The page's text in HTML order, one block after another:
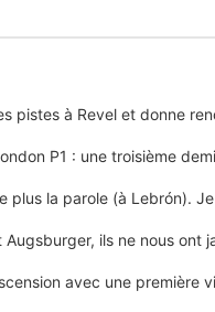
pistes à Revel et donne
P1 : une troisième
plus la parole (à Lebrón).
ils ne nous ont
avec une première